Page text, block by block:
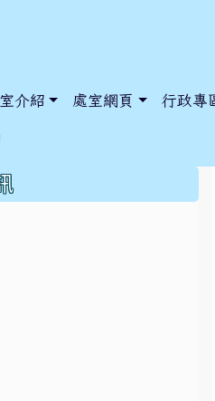
介紹 處室網頁 行政專
tadnews/
tyc.entry.edu.tw/
tyc.entry.edu.tw/